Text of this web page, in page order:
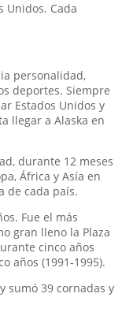
Unidos. Cada
personalidad,
deportes. Siempre
Estados Unidos y
llegar a Alaska en
durante 12 meses
África y Asía en
de cada país.
Fue el más
gran lleno la Plaza
cinco años
años (1991-1995).
sumó 39 cornadas y